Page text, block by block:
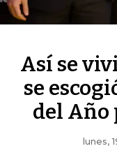
Así se
se
del Año
lunes,